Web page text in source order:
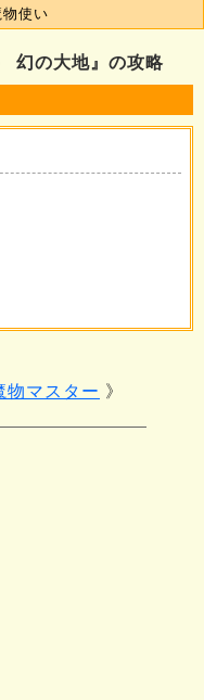
幻の大地』の攻略
物マスター
物使い